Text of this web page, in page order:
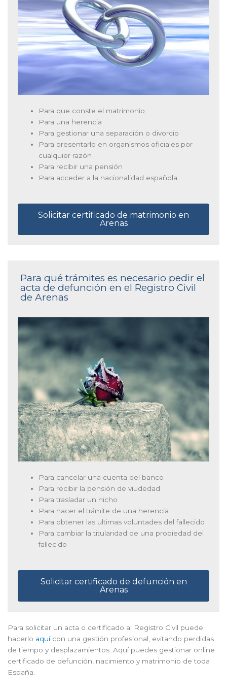
Para que conste el matrimonio
Para una herencia
Para gestionar una separación o divorcio
Para presentarlo en organismos oficiales por
cualquier razón
Para recibir una pensión
Para acceder a la nacionalidad española
Solicitar certificado de matrimonio en
Arenas
Para qué trámites es necesario pedir el
acta de defunción en el Registro Civil
de Arenas
Para cancelar una cuenta del banco
Para recibir la pensión de viudedad
Para trasladar un nicho
Para hacer el trámite de una herencia
Para obtener las ultimas voluntades del fallecido
Para cambiar la titularidad de una propiedad del
fallecido
Solicitar certificado de defunción en
Arenas
Para solicitar un acta o certificado al Registro Civil puede
hacerlo aquícon una gestión profesional, evitando perdidas
de tiempo y desplazamientos. Aquí puedes gestionar online
certificado de defunción, nacimiento y matrimonio de toda
España.